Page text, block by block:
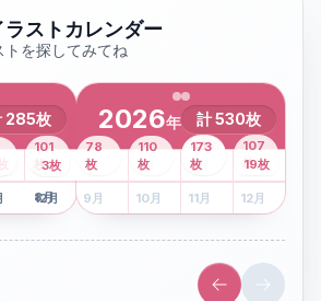
ストカレンダー
を探してみてね
285枚
4月
8枚
8月
101
枚
12月
3枚
2026年 計530枚
1月 2月 3月
43
枚
4月
107
枚
5 月
78
枚
6月
110
枚
7月
173
枚
8月
19枚
9 月 10月 11月 12月